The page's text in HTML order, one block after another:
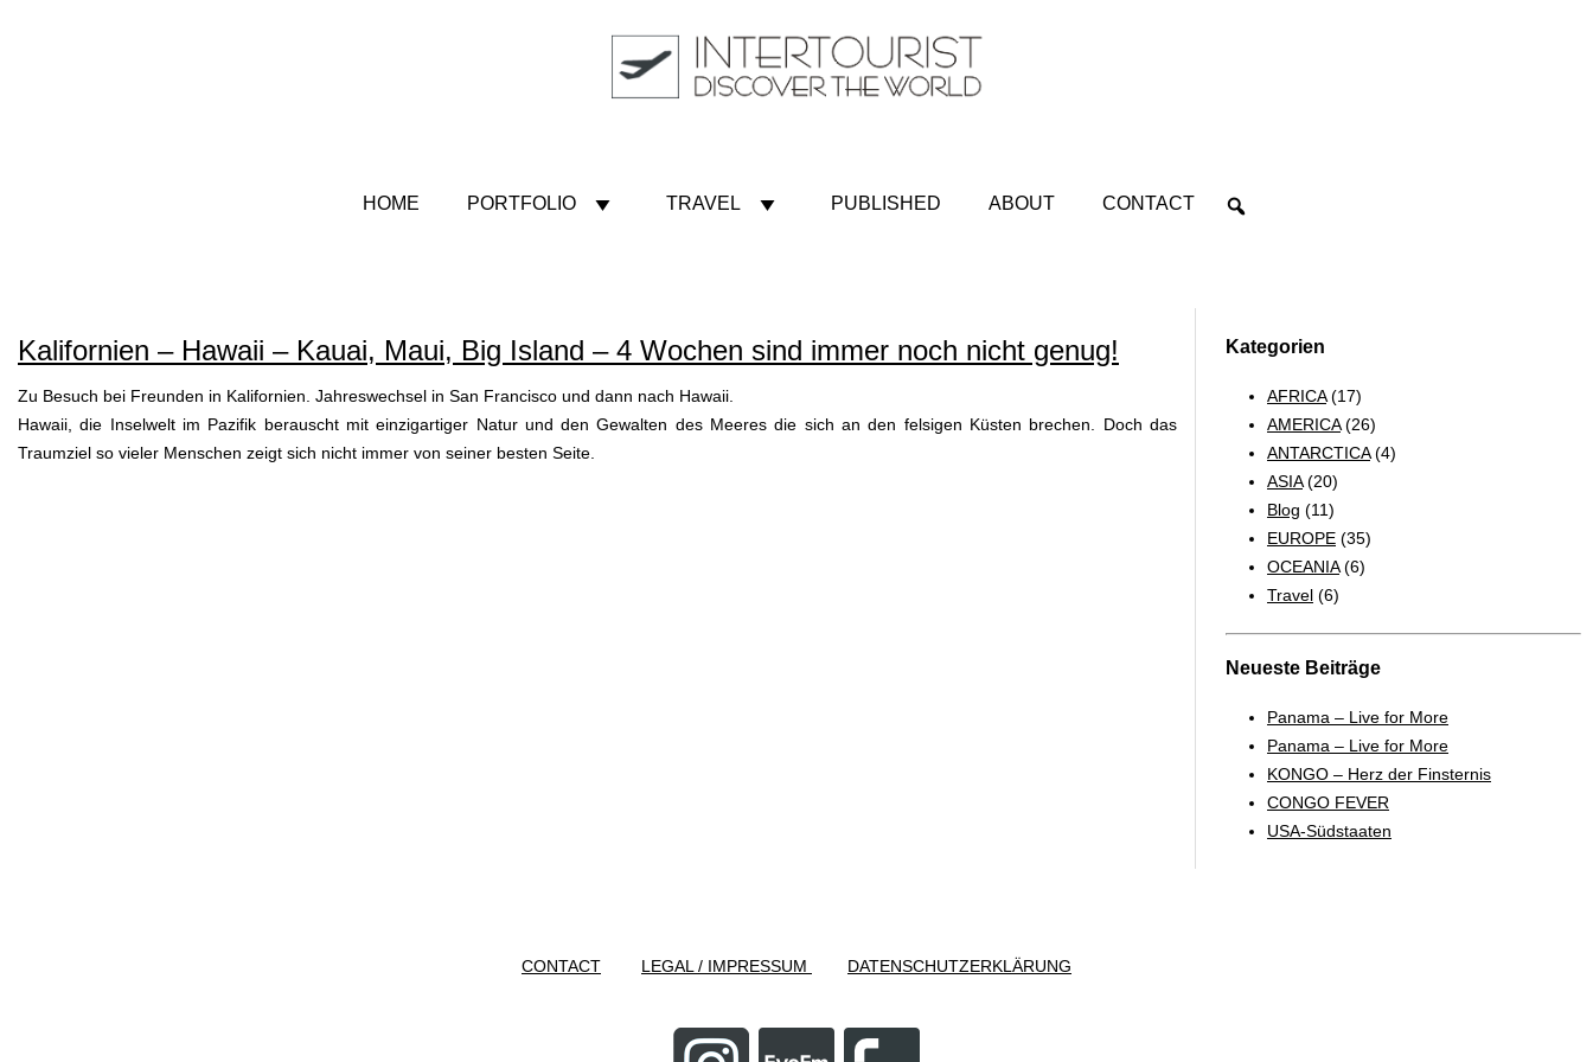
HOME PORTFOLIO TRAVEL PUBLISHED ABOUT CONTACT
Kalifornien – Hawaii – Kauai, Maui, Big Island – 4 Wochen sind immer noch nicht genug!
Zu Besuch bei Freunden in Kalifornien. Jahreswechsel in San Francisco und dann nach Hawaii.
Hawaii, die Inselwelt im Pazifik berauscht mit einzigartiger Natur und den Gewalten des Meeres die sich an den felsigen Küsten brechen. Doch das
Traumziel so vieler Menschen zeigt sich nicht immer von seiner besten Seite.
Kategorien
AFRICA(17)
AMERICA(26)
ANTARCTICA(4)
ASIA(20)
Blog (11)
EUROPE (35)
OCEANIA(6)
Travel (6)
Neueste Beiträge
Panama – Live for More
Panama – Live for More
KONGO – Herz der Finsternis
CONGO FEVER
USA-Südstaaten
CONTACT LEGAL / IMPRESSUM DATENSCHUTZERKLÄRUNG